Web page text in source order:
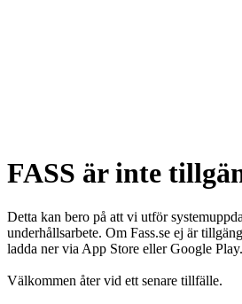
FASS är inte
Detta kan bero på att vi utför
underhållsarbete. Om Fass.se ej är
ladda ner via App Store eller Google Play.
Välkommen åter vid ett senare tillfälle.